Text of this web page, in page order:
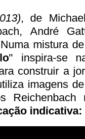
, de
André
Numa mistura
" inspira-se
construir a
imagens
Reichenbach
indicativa: